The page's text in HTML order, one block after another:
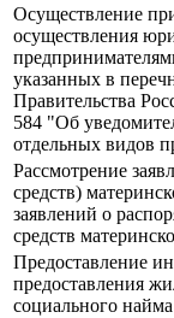
Осуществление
осуществления
указанных в
Правительства
584 "Об
отдельных видов
Рассмотрение
средств)
заявлений о
средств
Предоставление
предоставления
социального найма